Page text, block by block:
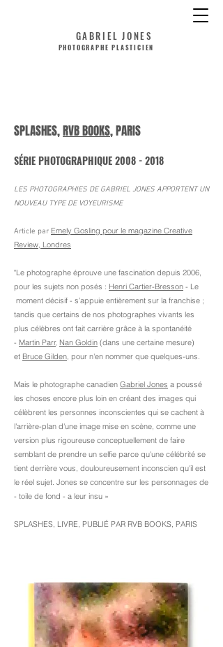
GABRIEL JONES
PHOTOGRAPHE PLASTICIEN
SPLASHES,RVB BOOKS, PARIS
SÉRIE PHOTOGRAPHIQUE2008 - 2018
LES PHOTOGRAPHIES DE GABRIEL JONES APPORTENT UN
NOUVEAU TYPE DE VOYEURISME
Article par Emely Gosling pour le magazine Creative
Review, Londres
"Le photographe éprouve une fascination depuis 2006,
pour les sujets non posés : Henri Cartier-Bresson - Le
moment décisif - s’appuie entièrement sur la franchise ;
tandis que certains de nos photographes vivants les
plus célèbres ont fait carrière grâce à la spontanéité
- Martin Parr, Nan Goldin (dans une certaine mesure)
et Bruce Gilden, pour n'en nommer que quelques-uns.
Mais le photographe canadien Gabriel Jones a poussé
les choses encore plus loin en créant des images qui
célèbrent les personnes inconscientes qui se cachent à
l'arrière-plan d'une image mise en scène, comme une
version plus rigoureuse conceptuellement de faire
semblant de prendre un selfie parce qu'une célébrité se
tient derrière vous, douloureusement inconscien qu'il est
le réel sujet. Jones se concentre sur les personnages de
- toile de fond - a leur insu »
SPLASHES, LIVRE, PUBLIÉ PAR RVB BOOKS, PARIS